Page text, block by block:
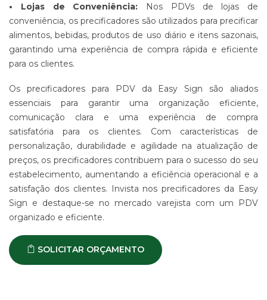
• Lojas de Conveniência: Nos PDVs de lojas de
conveniência, os precificadores são utilizados para precificar
alimentos, bebidas, produtos de uso diário e itens sazonais,
garantindo uma experiência de compra rápida e eficiente
para os clientes.
Os precificadores para PDV da Easy Sign são aliados
essenciais para garantir uma organização eficiente,
comunicação clara e uma experiência de compra
satisfatória para os clientes. Com características de
personalização, durabilidade e agilidade na atualização de
preços, os precificadores contribuem para o sucesso do seu
estabelecimento, aumentando a eficiência operacional e a
satisfação dos clientes. Invista nos precificadores da Easy
Sign e destaque-se no mercado varejista com um PDV
organizado e eficiente.
SOLICITAR ORÇAMENTO